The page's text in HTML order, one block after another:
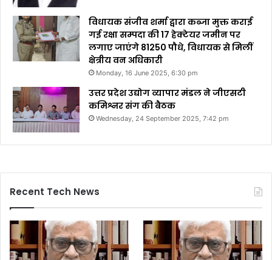
विधायक संजीव शर्मा द्वारा कब्जा मुक्त कराई
गई रक्षा सम्पदा की 17 हेक्टेयर जमीन पर
लगाए जाएंगे 81250 पौधे, विधायक से मिलीं
क्षेत्रीय वन अधिकारी
Monday, 16 June 2025, 6:30 pm
उत्तर प्रदेश उद्योग व्यापार मंडल ने जीएसटी
कमिश्नर संग की बैठक
Wednesday, 24 September 2025, 7:42 pm
Recent Tech News